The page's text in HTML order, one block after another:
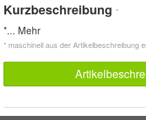
Kurzbeschreibung *
*... Mehr
* maschinell aus der Artikelbeschreibung